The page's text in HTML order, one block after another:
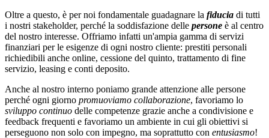
Oltre a questo, è per noi fondamentale guadagnare la fiducia di tutti
i nostri stakeholder, perché la soddisfazione delle persone è al centro
del nostro interesse. Offriamo infatti un'ampia gamma di servizi
finanziari per le esigenze di ogni nostro cliente: prestiti personali
richiedibili anche online, cessione del quinto, trattamento di fine
servizio, leasing e conti deposito.
Anche al nostro interno poniamo grande attenzione alle persone
perché ogni giorno promuoviamo collaborazione, favoriamo lo
sviluppo continuo delle competenze grazie anche a condivisione e
feedback frequenti e favoriamo un ambiente in cui gli obiettivi si
perseguono non solo con impegno, ma soprattutto con entusiasmo!